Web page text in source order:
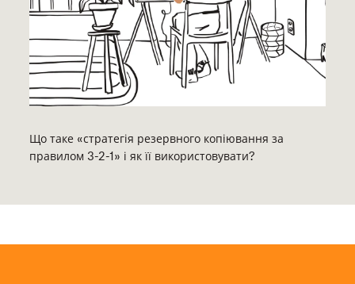
Що таке «стратегія резервного копіювання за
правилом 3-2-1» і як її використовувати?